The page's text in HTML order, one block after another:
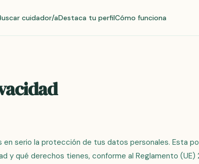
cuidador/aDestaca tu perfilCómo funciona
en serio la protección de tus datos personales. Esta
y qué derechos tienes, conforme al Reglamento (UE)